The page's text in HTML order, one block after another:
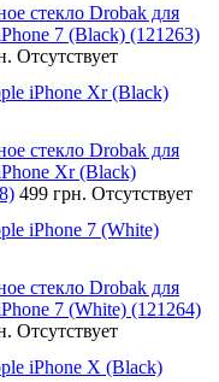
стекло Drobak для
7 (Black) (121263)
Отсутствует
iPhone Xr (Black)
стекло Drobak для
Xr (Black)
499 грн. Отсутствует
iPhone 7 (White)
стекло Drobak для
7 (White) (121264)
Отсутствует
iPhone X (Black)